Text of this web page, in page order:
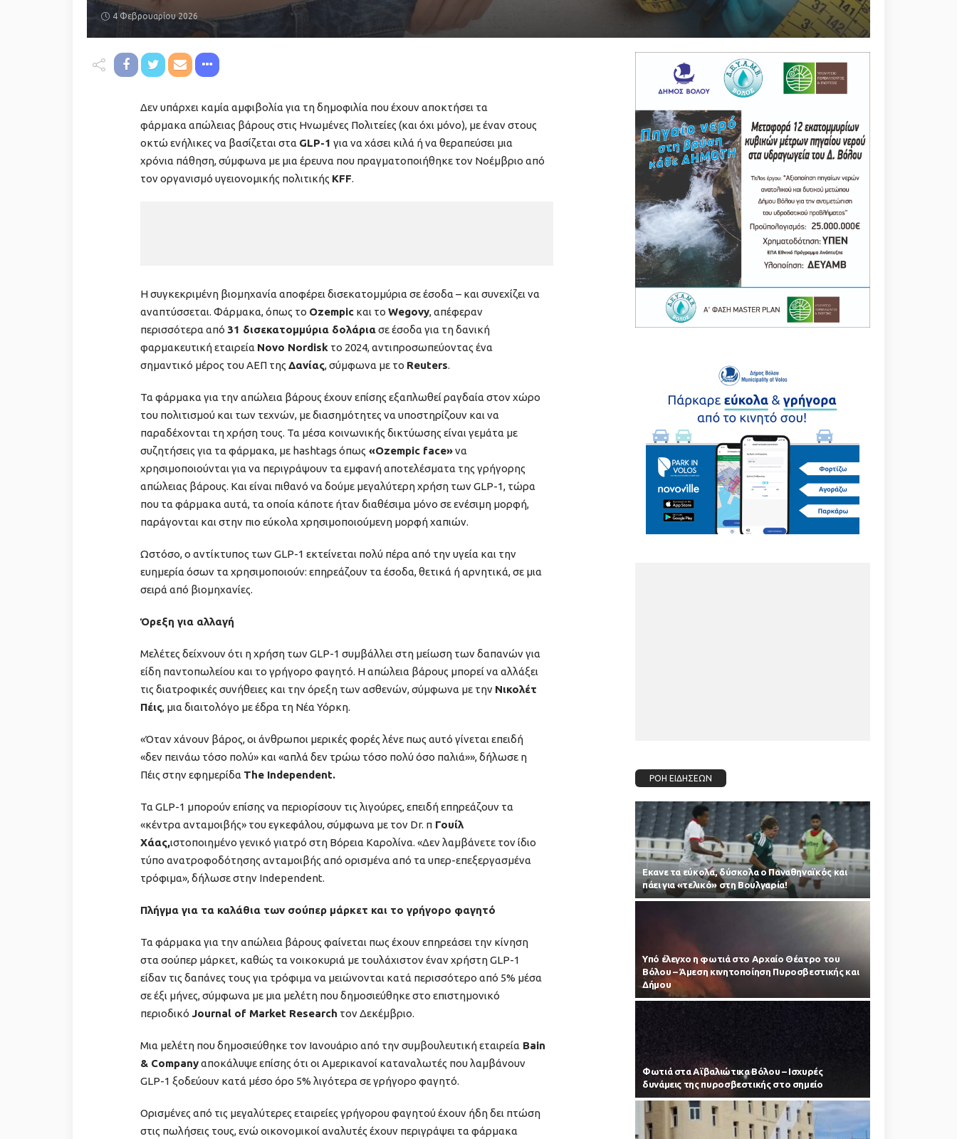
4 Φεβρουαρίου 2026
Δεν υπάρχει καμία αμφιβολία για τη δημοφιλία που έχουν αποκτήσει τα
φάρμακα απώλειας βάρους στις Ηνωμένες Πολιτείες (και όχι μόνο), με έναν στους
οκτώ ενήλικες να βασίζεται στα GLP-1 για να χάσει κιλά ή να θεραπεύσει μια
χρόνια πάθηση, σύμφωνα με μια έρευνα που πραγματοποιήθηκε τον Νοέμβριο από
τον οργανισμό υγειονομικής πολιτικής KFF.
Η συγκεκριμένη βιομηχανία αποφέρει δισεκατομμύρια σε έσοδα – και συνεχίζει να
αναπτύσσεται. Φάρμακα, όπως το Ozempic και το Wegovy, απέφεραν
περισσότερα από 31 δισεκατομμύρια δολάριασε έσοδα για τη δανική
φαρμακευτική εταιρεία Novo Nordisk το 2024, αντιπροσωπεύοντας ένα
σημαντικό μέρος του ΑΕΠ της Δανίας, σύμφωνα με το Reuters.
Τα φάρμακα για την απώλεια βάρους έχουν επίσης εξαπλωθεί ραγδαία στον χώρο
του πολιτισμού και των τεχνών, με διασημότητες να υποστηρίζουν και να
παραδέχονται τη χρήση τους. Τα μέσα κοινωνικής δικτύωσης είναι γεμάτα με
συζητήσεις για τα φάρμακα, με hashtags όπως «Ozempic face»να
χρησιμοποιούνται για να περιγράψουν τα εμφανή αποτελέσματα της γρήγορης
απώλειας βάρους. Και είναι πιθανό να δούμε μεγαλύτερη χρήση των GLP-1, τώρα
που τα φάρμακα αυτά, τα οποία κάποτε ήταν διαθέσιμα μόνο σε ενέσιμη μορφή,
παράγονται και στην πιο εύκολα χρησιμοποιούμενη μορφή χαπιών.
Ωστόσο, ο αντίκτυπος των GLP-1 εκτείνεται πολύ πέρα από την υγεία και την
ευημερία όσων τα χρησιμοποιούν: επηρεάζουν τα έσοδα, θετικά ή αρνητικά, σε μια
σειρά από βιομηχανίες.
Όρεξη για αλλαγή
Μελέτες δείχνουν ότι η χρήση των GLP-1 συμβάλλει στη μείωση των δαπανών για
είδη παντοπωλείου και το γρήγορο φαγητό. Η απώλεια βάρους μπορεί να αλλάξει
τις διατροφικές συνήθειες και την όρεξη των ασθενών, σύμφωνα με την Νικολέτ
Πέις, μια διαιτολόγο με έδρα τη Νέα Υόρκη.
«Όταν χάνουν βάρος, οι άνθρωποι μερικές φορές λένε πως αυτό γίνεται επειδή
«δεν πεινάω τόσο πολύ» και «απλά δεν τρώω τόσο πολύ όσο παλιά»», δήλωσε η
Πέις στην εφημερίδα The Independent.
Τα GLP-1 μπορούν επίσης να περιορίσουν τις λιγούρες, επειδή επηρεάζουν τα
«κέντρα ανταμοιβής» του εγκεφάλου, σύμφωνα με τον Dr. π Γουίλ
Χάας,ιστοποιημένο γενικό γιατρό στη Βόρεια Καρολίνα. «Δεν λαμβάνετε τον ίδιο
τύπο ανατροφοδότησης ανταμοιβής από ορισμένα από τα υπερ-επεξεργασμένα
τρόφιμα», δήλωσε στην Independent.
Πλήγμα για τα καλάθια των σούπερ μάρκετ και το γρήγορο φαγητό
Τα φάρμακα για την απώλεια βάρους φαίνεται πως έχουν επηρεάσει την κίνηση
στα σούπερ μάρκετ, καθώς τα νοικοκυριά με τουλάχιστον έναν χρήστη GLP-1
είδαν τις δαπάνες τους για τρόφιμα να μειώνονται κατά περισσότερο από 5% μέσα
σε έξι μήνες, σύμφωνα με μια μελέτη που δημοσιεύθηκε στο επιστημονικό
περιοδικό Journal of Market Research τον Δεκέμβριο.
Μια μελέτη που δημοσιεύθηκε τον Ιανουάριο από την συμβουλευτική εταιρεία Bain
& Companyαποκάλυψε επίσης ότι οι Αμερικανοί καταναλωτές που λαμβάνουν
GLP-1 ξοδεύουν κατά μέσο όρο 5% λιγότερα σε γρήγορο φαγητό.
Ορισμένες από τις μεγαλύτερες εταιρείες γρήγορου φαγητού έχουν ήδη δει πτώση
στις πωλήσεις τους, ενώ οικονομικοί αναλυτές έχουν περιγράψει τα φάρμακα
ΡΟΗ ΕΙΔΗΣΕΩΝ
Εκανε τα εύκολα, δύσκολα ο Παναθηναϊκός και
πάει για «τελικό» στη Βουλγαρία!
Υπό έλεγχο η φωτιά στο Αρχαίο Θέατρο του
Βόλου – Άμεση κινητοποίηση Πυροσβεστικής και
Δήμου
Φωτιά στα Αϊβαλιώτικα Βόλου – Ισχυρές
δυνάμεις της πυροσβεστικής στο σημείο